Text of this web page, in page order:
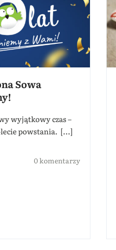
Sowa
wyjątkowy czas –
powstania. [...]
0 komentarzy